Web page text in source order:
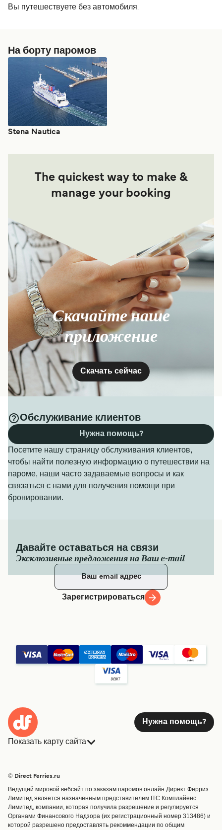
Вы путешествуете без автомобиля.
На борту паромов
Stena Nautica
The quickest way to make &
manage your booking
Скачайте наше
приложение
Скачать сейчас
Обслуживание клиентов
Посетите нашу страницу обслуживания клиентов,
чтобы найти полезную информацию о путешествии на
пароме, наши часто задаваемые вопросы и как
связаться с нами для получения помощи при
бронировании.
Нужна помощь?
Давайте оставаться на связи
Эксклюзивные предложения на Ваш e-mail
Зарегистрироваться
Нужна помощь?
Показать карту сайта
Страны
Обслуживание клиентов
Операторы
Маршруты и порты
Special Offers
Грузоперевозки
© Direct Ferries.ru
Ведущий мировой вебсайт по заказам паромов онлайн Директ Ферриз
Лимитед является назначенным представителем ITC Комплайенс
Лимитед, компании, которая получила разрешение и регулируется
Органами Финансового Надзора (их регистрационный номер 313486) и
которой разрешено предоставлять рекоммендации по общим